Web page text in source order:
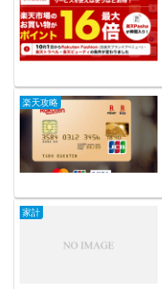
楽天攻略
家計